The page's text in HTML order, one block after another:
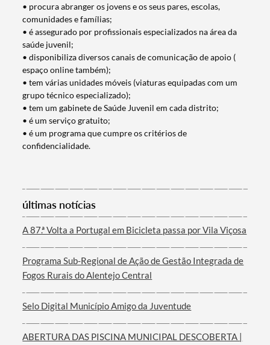
Termo de Pesquisa
Categorias gerais
• procura abranger os jovens e os seus pares, escolas,
comunidades e famílias;
• é assegurado por profissionais especializados na área da
saúde juvenil;
• disponibiliza diversos canais de comunicação de apoio (
espaço online também);
• tem várias unidades móveis (viaturas equipadas com um
grupo técnico especializado);
• tem um gabinete de Saúde Juvenil em cada distrito;
• é um serviço gratuito;
• é um programa que cumpre os critérios de
confidencialidade.
últimas notícias
A 87.ª Volta a Portugal em Bicicleta passa por Vila Viçosa
Programa Sub-Regional de Ação de Gestão Integrada de
Fogos Rurais do Alentejo Central
Selo Digital Município Amigo da Juventude
ABERTURA DAS PISCINA MUNICIPAL DESCOBERTA |